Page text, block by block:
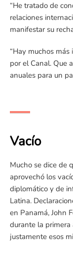
“He tratado de
relaciones
manifestar su
“Hay muchos
por el Canal. Que
anuales para un
Vacío
Mucho se dice de
aprovechó los
diplomático y de
Latina.
en Panamá, John
durante la primera
justamente esos